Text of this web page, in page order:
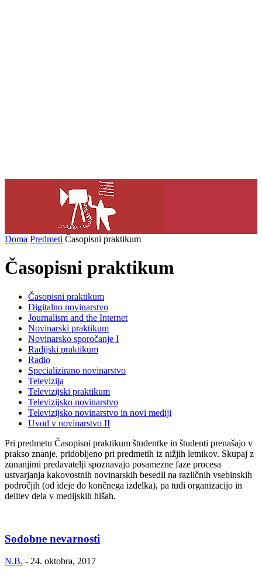
Doma Predmeti Časopisni praktikum
Časopisni praktikum
Časopisni praktikum
Digitalno novinarstvo
Journalism and the Internet
Novinarski praktikum
Novinarsko sporočanje I
Radijski praktikum
Radio
Specializirano novinarstvo
Televizija
Televizijski praktikum
Televizijsko novinarstvo
Televizijsko novinarstvo in novi mediji
Uvod v novinarstvo II
Pri predmetu Časopisni praktikum študentke in študenti prenašajo v
prakso znanje, pridobljeno pri predmetih iz nižjih letnikov. Skupaj z
zunanjimi predavatelji spoznavajo posamezne faze procesa
ustvarjanja kakovostnih novinarskih besedil na različnih vsebinskih
področjih (od ideje do končnega izdelka), pa tudi organizacijo in
delitev dela v medijskih hišah.
Sodobne nevarnosti
N.B. - 24. oktobra, 2017